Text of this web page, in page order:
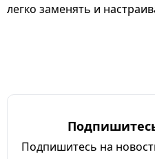
легко заменять и
Подпишитесь на